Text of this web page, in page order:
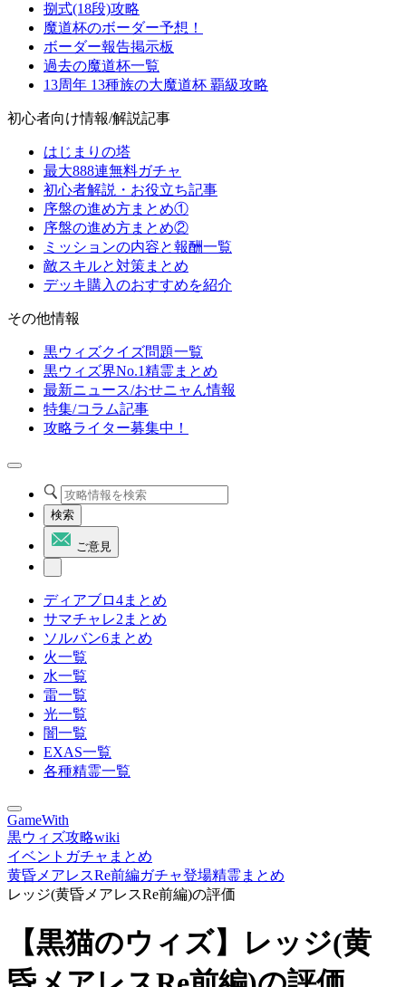
捌式(18段)攻略
魔道杯のボーダー予想！
ボーダー報告掲示板
過去の魔道杯一覧
13周年 13種族の大魔道杯 覇級攻略
初心者向け情報/解説記事
はじまりの塔
最大888連無料ガチャ
初心者解説・お役立ち記事
序盤の進め方まとめ①
序盤の進め方まとめ②
ミッションの内容と報酬一覧
敵スキルと対策まとめ
デッキ購入のおすすめを紹介
その他情報
黒ウィズクイズ問題一覧
黒ウィズ界No.1精霊まとめ
最新ニュース/おせニャん情報
特集/コラム記事
攻略ライター募集中！
検索
ご意見
ディアブロ4まとめ
サマチャレ2まとめ
ソルバン6まとめ
火一覧
水一覧
雷一覧
光一覧
闇一覧
EXAS一覧
各種精霊一覧
GameWith
黒ウィズ攻略wiki
イベントガチャまとめ
黄昏メアレスRe前編ガチャ登場精霊まとめ
レッジ(黄昏メアレスRe前編)の評価
【黒猫のウィズ】レッジ(黄